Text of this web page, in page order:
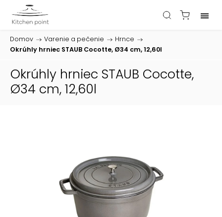
Domov / Varenie a pečenie / Hrnce /
Okrúhly hrniec STAUB Cocotte, Ø34 cm, 12,60l
Okrúhly hrniec STAUB Cocotte,
Ø34 cm, 12,60l